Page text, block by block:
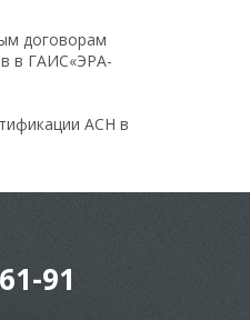
договорам
в ГАИС«ЭРА-
АСН в
91